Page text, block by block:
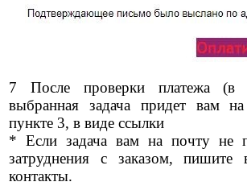
7 После проверки платежа (в
выбранная задача придет вам
пункте 3, в виде ссылки
* Если задача вам на почту не
затруднения с заказом,
контакты.